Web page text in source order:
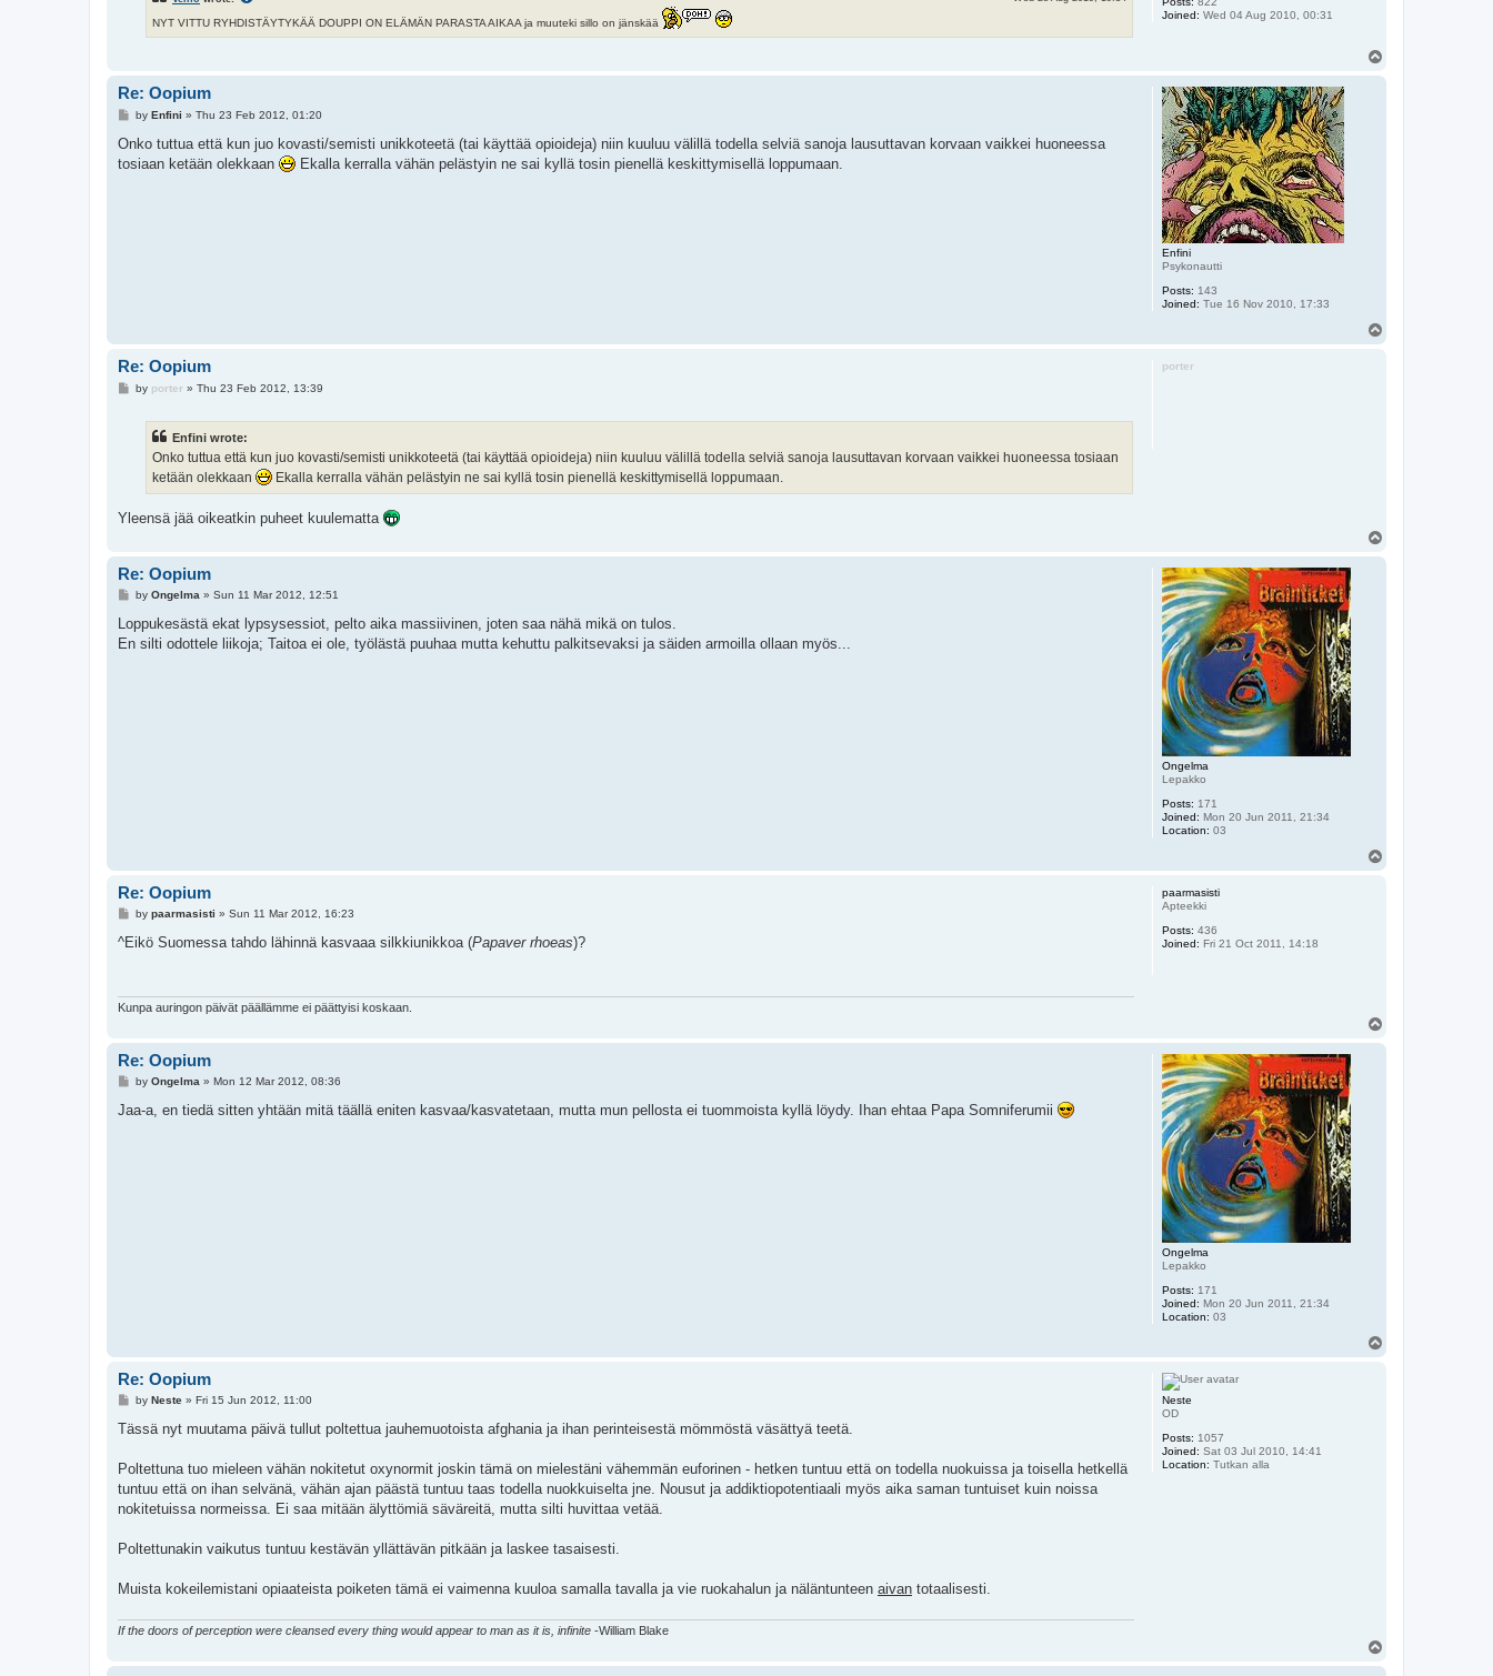
Joined: Wed 04 Aug 2010, 00:31
NYT VITTU RYHDISTÄYTYKÄÄ DOUPPI ON ELÄMÄN PARASTA AIKAA ja muuteki sillo on jänskää
Enfini
Psykonautti
Posts: 143
Joined: Tue 16 Nov 2010, 17:33
Re: Oopium
P
s
by Enfini » Thu 23 Feb 2012, 01:20
Onko tuttua että kun juo kovasti/semisti unikkoteetä (tai käyttää opioideja) niin kuuluu välillä todella selviä sanoja lausuttavan korvaan vaikkei huoneessa
tosiaan ketään olekkaan
Ekalla kerralla vähän pelästyin ne sai kyllä tosin pienellä keskittymisellä loppumaan.
porter
Re: Oopium
Pby porter» Thu 23 Feb 2012, 13:39
Enfini wrote:
Onko tuttua että kun juo kovasti/semisti unikkoteetä (tai käyttää opioideja) niin kuuluu välillä todella selviä sanoja lausuttavan korvaan vaikkei huoneessa tosiaan
ketään olekkaan
Ekalla kerralla vähän pelästyin ne sai kyllä tosin pienellä keskittymisellä loppumaan.
Yleensä jää oikeatkin puheet kuulematta
Ongelma
Lepakko
Posts: 171
Joined: Mon 20 Jun 2011, 21:34
Location: 03
Re: Oopium
P
s
t
by Ongelma » Sun 11 Mar 2012, 12:51
Loppukesästä ekat lypsysessiot, pelto aika massiivinen, joten saa nähä mikä on tulos.
En silti odottele liikoja; Taitoa ei ole, työlästä puuhaa mutta kehuttu palkitsevaksi ja säiden armoilla ollaan myös...
paarmasisti
Apteekki
Posts: 436
Joined: Fri 21 Oct 2011, 14:18
Re: Oopium
P
s
by paarmasisti » Sun 11 Mar 2012, 16:23
^Eikö Suomessa tahdo lähinnä kasvaaa silkkiunikkoa (Papaver rhoeas)?
Kunpa auringon päivät päällämme ei päättyisi koskaan.
Ongelma
Lepakko
Posts: 171
Joined: Mon 20 Jun 2011, 21:34
Location: 03
Re: Oopium
P
s
by Ongelma» Mon 12 Mar 2012, 08:36
Jaa-a, en tiedä sitten yhtään mitä täällä eniten kasvaa/kasvatetaan, mutta mun pellosta ei tuommoista kyllä löydy. Ihan ehtaa Papa Somniferumii
Neste
OD
Posts: 1057
Joined: Sat 03 Jul 2010, 14:41
Location: Tutkan alla
Re: Oopium
P
s
by Neste» Fri 15 Jun 2012, 11:00
Tässä nyt muutama päivä tullut poltettua jauhemuotoista afghania ja ihan perinteisestä mömmöstä väsättyä teetä.
Poltettuna tuo mieleen vähän nokitetut oxynormit joskin tämä on mielestäni vähemmän euforinen - hetken tuntuu että on todella nuokuissa ja toisella hetkellä
tuntuu että on ihan selvänä, vähän ajan päästä tuntuu taas todella nuokkuiselta jne. Nousut ja addiktiopotentiaali myös aika saman tuntuiset kuin noissa
nokitetuissa normeissa. Ei saa mitään älyttömiä säväreitä, mutta silti huvittaa vetää.
Poltettunakin vaikutus tuntuu kestävän yllättävän pitkään ja laskee tasaisesti.
Muista kokeilemistani opiaateista poiketen tämä ei vaimenna kuuloa samalla tavalla ja vie ruokahalun ja näläntunteen aivan totaalisesti.
If the doors of perception were cleansed every thing would appear to man as it is, infinite -William Blake